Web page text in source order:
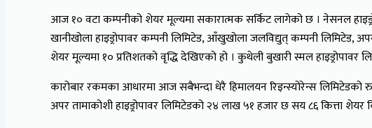
आज १० वटा कम्पनीको शेयर मूल्यमा सकारात्मक सर्किट लागेको छ । नेसनल
खानीखोला हाइड्रोपावर कम्पनी लिमिटेड, आँखुखोला जलविद्युत् कम्पनी लिमिटेड,
शेयर मूल्यमा १० प्रतिशतको वृद्धि देखिएको हो । कुथेली बुखारी स्मल
कारोबार रकमका आधारमा आज सबैभन्दा धेरै हिमालयन रिइन्स्योरेन्स
अपर तामाकोशी हाइड्रोपावर लिमिटेडको २४ लाख ५१ हजार छ सय ८६ कित्ता